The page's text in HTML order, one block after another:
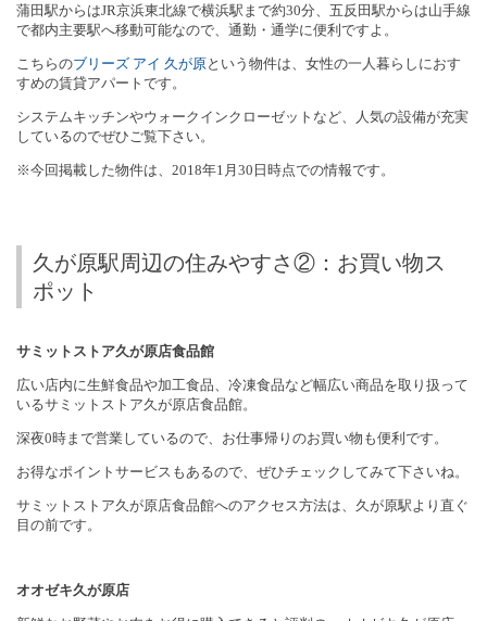
蒲田駅からはJR京浜東北線で横浜駅まで約30分、五反田駅からは山手線
で都内主要駅へ移動可能なので、通勤・通学に便利ですよ。
こちらのブリーズ アイ 久が原という物件は、女性の一人暮らしにおす
すめの賃貸アパートです。
システムキッチンやウォークインクローゼットなど、人気の設備が充実
しているのでぜひご覧下さい。
※今回掲載した物件は、 2018年1 月 30 日時点での情報です。
久が原駅周辺の住みやすさ②：お買い物ス
ポット
サミットストア久が原店食品館
広い店内に生鮮食品や加工食品、冷凍食品など幅広い商品を取り扱って
いるサミットストア久が原店食品館。
深夜0時まで営業しているので、お仕事帰りのお買い物も便利です。
お得なポイントサービスもあるので、ぜひチェックしてみて下さいね。
サミットストア久が原店食品館へのアクセス方法は、久が原駅より直ぐ
目の前です。
オオゼキ久が原店